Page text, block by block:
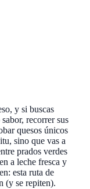
y si buscas
recorrer sus
quesos únicos
sino que vas a
prados verdes
a leche fresca y
esta ruta de
(y se repiten).